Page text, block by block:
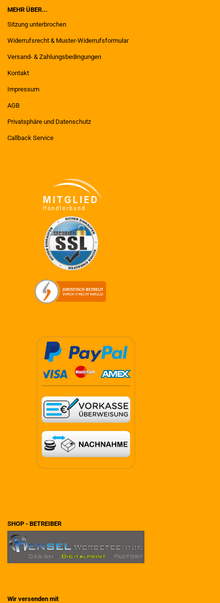
MEHR ÜBER...
Sitzung unterbrochen
Widerrufsrecht & Muster-Widerrufsformular
Versand- & Zahlungsbedingungen
Kontakt
Impressum
AGB
Privatsphäre und Datenschutz
Callback Service
SHOP - BETREIBER
Wir versenden mit